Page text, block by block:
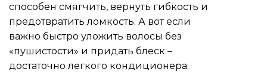
способен смягчить, вернуть гибкость и
предотвратить ломкость. А вот если
важно быстро уложить волосы без
«пушистости» и придать блеск –
достаточно легкого кондиционера.